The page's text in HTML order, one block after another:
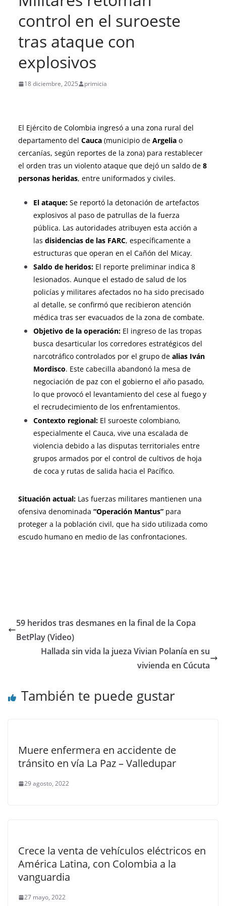
control en el suroeste
tras ataque con
explosivos
18 diciembre, 2025 primicia
El Ejército de Colombia ingresó a una zona rural del
departamento del Cauca (municipio de Argelia o
cercanías, según reportes de la zona) para restablecer
el orden tras un violento ataque que dejó un saldo de 8
personas heridas, entre uniformados y civiles.
El ataque: Se reportó la detonación de artefactos
explosivos al paso de patrullas de la fuerza
pública. Las autoridades atribuyen esta acción a
las disidencias de las FARC, específicamente a
estructuras que operan en el Cañón del Micay.
Saldo de heridos: El reporte preliminar indica 8
lesionados. Aunque el estado de salud de los
policías y militares afectados no ha sido precisado
al detalle, se confirmó que recibieron atención
médica tras ser evacuados de la zona de combate.
Objetivo de la operación: El ingreso de las tropas
busca desarticular los corredores estratégicos del
narcotráfico controlados por el grupo de alias Iván
Mordisco. Este cabecilla abandonó la mesa de
negociación de paz con el gobierno el año pasado,
lo que provocó el levantamiento del cese al fuego y
el recrudecimiento de los enfrentamientos.
Contexto regional: El suroeste colombiano,
especialmente el Cauca, vive una escalada de
violencia debido a las disputas territoriales entre
grupos armados por el control de cultivos de hoja
de coca y rutas de salida hacia el Pacífico.
Situación actual: Las fuerzas militares mantienen una
ofensiva denominada “Operación Mantus” para
proteger a la población civil, que ha sido utilizada como
escudo humano en medio de las confrontaciones.
59 heridos tras desmanes en la final de la Copa
BetPlay (Video)
Hallada sin vida la jueza Vivian Polanía en su
vivienda en Cúcuta
También te puede gustar
Muere enfermera en accidente de
tránsito en vía La Paz – Valledupar
29 agosto, 2022
Crece la venta de vehículos eléctricos en
América Latina, con Colombia a la
vanguardia
27 mayo, 2022